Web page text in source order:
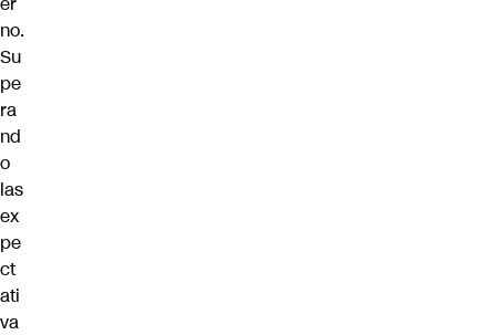
no.
Su
pe
ra
nd
o
las
ex
pe
ct
ati
va